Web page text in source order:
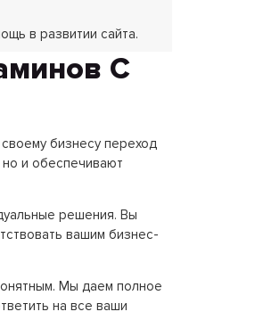
в развитии сайта.
С
бизнесу переход
и обеспечивают
решения. Вы
вашим бизнес-
Мы даем полное
на все ваши